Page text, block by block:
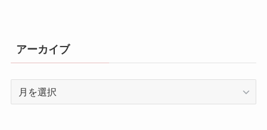
アーカイブ